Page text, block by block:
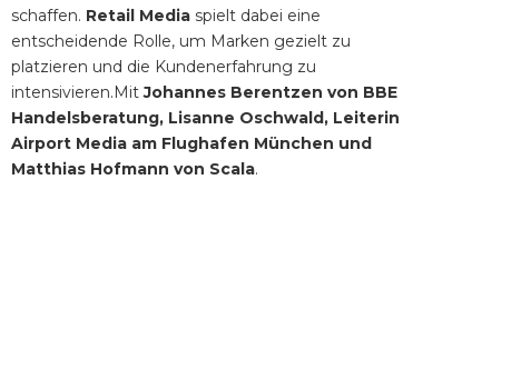
schaffen. Retail Media spielt dabei eine
entscheidende Rolle, um Marken gezielt zu
platzieren und die Kundenerfahrung zu
intensivieren.MitJohannes Berentzen von BBE
Handelsberatung,Lisanne Oschwald, Leiterin
Airport Media am Flughafen München und
Matthias Hofmann von Scala.